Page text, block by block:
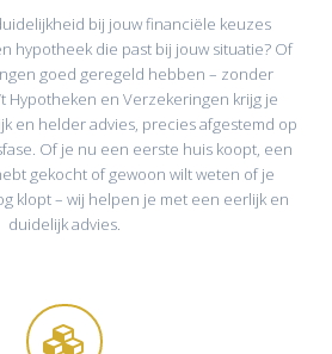
bij jouw financiële keuzes
hypotheek die past bij jouw situatie? Of
goed geregeld hebben – zonder
Hypotheken en Verzekeringen krijg je
en helder advies, precies afgestemd op
Of je nu een eerste huis koopt, een
gekocht of gewoon wilt weten of je
klopt – wij helpen je met een eerlijk en
duidelijk advies.